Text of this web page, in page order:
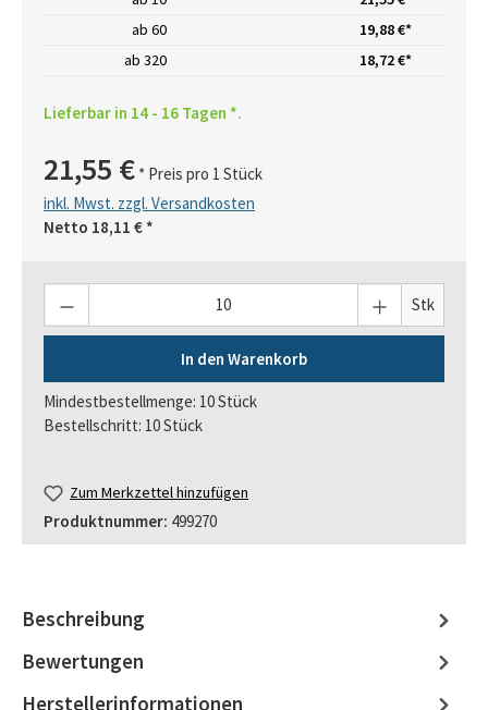
ab 60
19,88 €*
ab 320 18,72 €*
Lieferbar in 14 - 16 Tagen *.
21,55 € * Preis pro 1 Stück
inkl. Mwst. zzgl. Versandkosten
Netto 18,11 € *
Stk
In den Warenkorb
Mindestbestellmenge: 10 Stück
Bestellschritt: 10 Stück
Zum Merkzettel hinzufügen
Produktnummer: 499270
Beschreibung
Bewertungen
Herstellerinformationen